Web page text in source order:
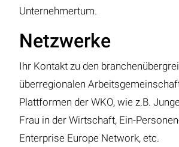
Unternehmertum.
Netzwerke
Ihr Kontakt zu den
überregionalen
Plattformen der WKO, wie z.B.
Frau in der Wirtschaft, Ein-
Enterprise Europe Network, etc.